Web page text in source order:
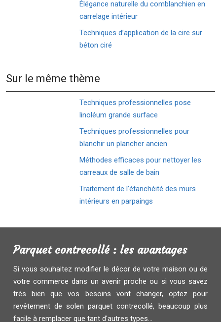
Élégance naturelle du comblanchien en
carrelage intérieur
Techniques d’application de la cire sur
béton ciré
Sur le même thème
Techniques professionnelles pose
linoléum grande surface
Techniques professionnelles pour
blanchir un plancher ancien
Méthodes efficaces pour nettoyer les
carreaux de salle de bain
Traitement de l’étanchéité des murs
intérieurs en parpaings
Parquet contrecollé : les avantages
Si vous souhaitez modifier le décor de votre maison ou de
votre commerce dans un avenir proche ou si vous savez
très bien que vos besoins vont changer, optez pour
revêtement de solen parquet contrecollé, beaucoup plus
facile à remplacer que tant d'autres types...